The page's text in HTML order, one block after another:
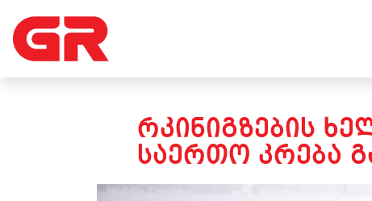
ᲠᲙᲘᲜᲘᲒᲖᲔᲑᲘᲡ
ᲡᲐᲔᲠᲗᲝ ᲙᲠᲔᲑᲐ